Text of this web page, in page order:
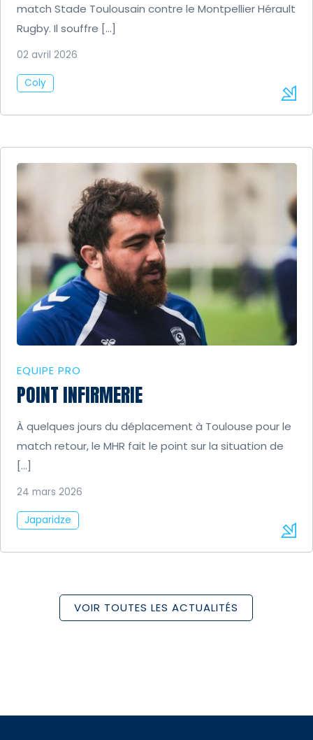
match Stade Toulousain contre le Montpellier Hérault
Rugby. Il souffre […]
02 avril 2026
Coly
EQUIPE PRO
POINT INFIRMERIE
À quelques jours du déplacement à Toulouse pour le
match retour, le MHR fait le point sur la situation de
[…]
24 mars 2026
Japaridze
VOIR TOUTES LES ACTUALITÉS